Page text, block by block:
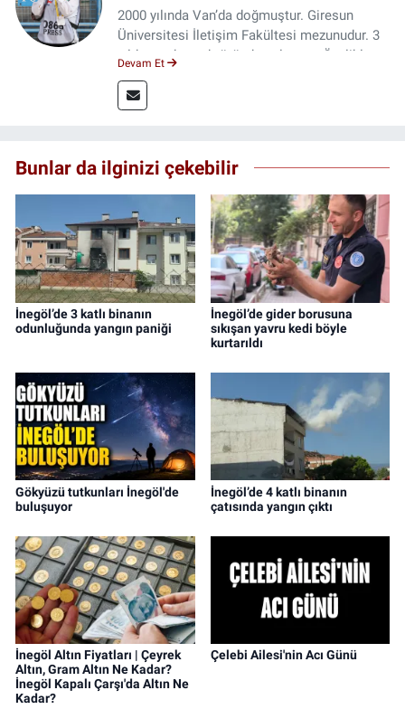
2000 yılında Van’da doğmuştur. Giresun
Üniversitesi İletişim Fakültesi mezunudur. 3
yıldır medya sektöründe çalışıyor. Özelikle
Devam Et
Bunlar da ilginizi çekebilir
İnegöl’de 3 katlı binanın
odunluğunda yangın paniği
İnegöl’de gider borusuna
sıkışan yavru kedi böyle
kurtarıldı
Gökyüzü tutkunları İnegöl'de
buluşuyor
İnegöl’de 4 katlı binanın
çatısında yangın çıktı
İnegöl Altın Fiyatları | Çeyrek
Altın, Gram Altın Ne Kadar?
İnegöl Kapalı Çarşı'da Altın Ne
Kadar?
Çelebi Ailesi'nin Acı Günü